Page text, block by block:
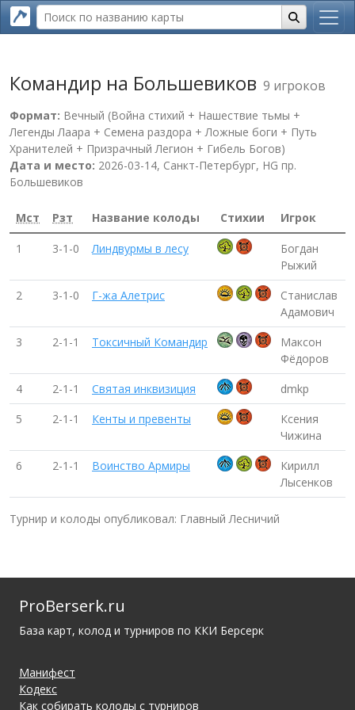
Командир на Большевиков 9 игроков
Формат: Вечный (Война стихий + Нашествие тьмы +
Легенды Лаара + Семена раздора + Ложные боги + Путь
Хранителей + Призрачный Легион + Гибель Богов)
Дата и место: 2026-03-14, Санкт-Петербург, HG пр.
Большевиков
Мст Рзт Название колоды Стихии Игрок
1 3-1-0 Линдвурмы в лесу
Богдан
Рыжий
2
3-1-0 Г-жа Алетрис
Станислав
Адамович
3
2-1-1 Токсичный Командир
Максон
Фёдоров
4
2-1-1 Святая инквизиция
dmkp
5
2-1-1 Кенты и превенты
Ксения
Чижина
6
2-1-1 Воинство Армиры
Кирилл
Лысенков
Турнир и колоды опубликовал: Главный Лесничий
ProBerserk.ru
База карт, колод и турниров по ККИ Берсерк
Манифест
Кодекс
Как собирать колоды с турниров